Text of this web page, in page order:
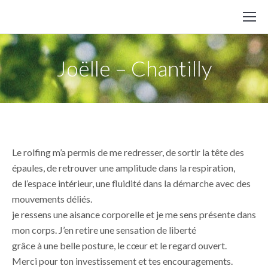
Joëlle – Chantilly
Le rolfing m’a permis de me redresser, de sortir la tête des
épaules, de retrouver une amplitude dans la respiration,
de l’espace intérieur, une fluidité dans la démarche avec des
mouvements déliés.
je ressens une aisance corporelle et je me sens présente dans
mon corps. J’en retire une sensation de liberté
grâce à une belle posture, le cœur et le regard ouvert.
Merci pour ton investissement et tes encouragements.